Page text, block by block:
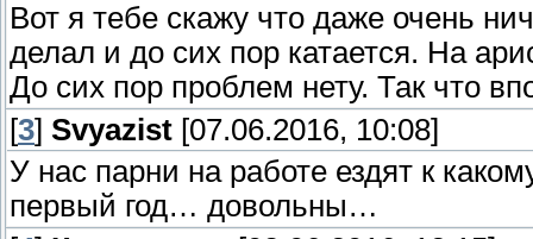
Вот я тебе скажу что даже очень
делал и до сих пор катается. На
До сих пор проблем нету. Так что
[3] Svyazist [07.06.2016, 10:08]
У нас парни на работе ездят к
первый год… довольны…